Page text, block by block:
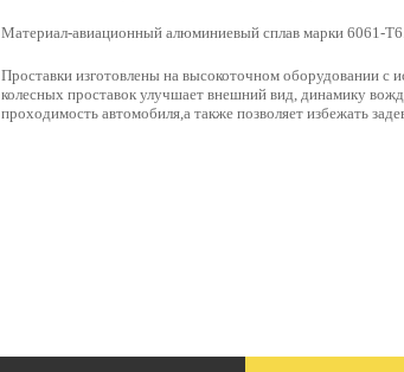
Материал-авиационный алюминиевый сплав марки 6061-
Проставки изготовлены на высокоточном оборудовании с
колесных проставок улучшает внешний вид, динамику
проходимость автомобиля,а также позволяет избежать